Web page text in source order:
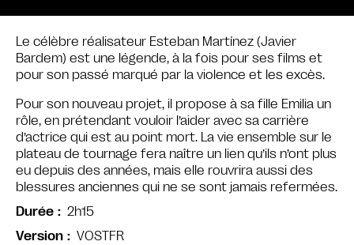
Le célèbre réalisateur Esteban Martínez (Javier
Bardem) est une légende, à la fois pour ses films et
pour son passé marqué par la violence et les excès.
Pour son nouveau projet, il propose à sa fille Emilia un
rôle, en prétendant vouloir l’aider avec sa carrière
d’actrice qui est au point mort. La vie ensemble sur le
plateau de tournage fera naître un lien qu’ils n’ont plus
eu depuis des années, mais elle rouvrira aussi des
blessures anciennes qui ne se sont jamais refermées.
Durée
2h15
Version
VOSTFR